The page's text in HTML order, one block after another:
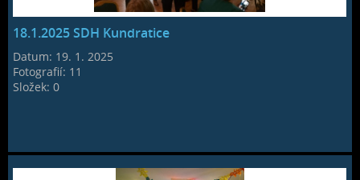
18.1.2025 SDH Kundratice
Datum: 19. 1. 2025
Fotografií: 11
Složek:0